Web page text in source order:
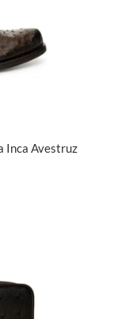
Inca Avestruz